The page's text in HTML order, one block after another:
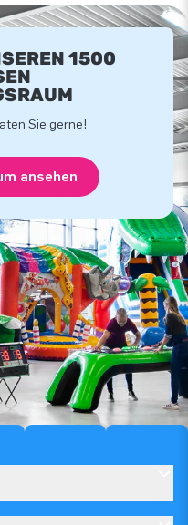
1500
A
Sie gerne!
ansehen